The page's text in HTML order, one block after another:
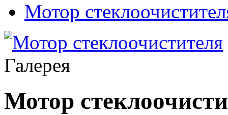
Мотор
Галерея
Мотор